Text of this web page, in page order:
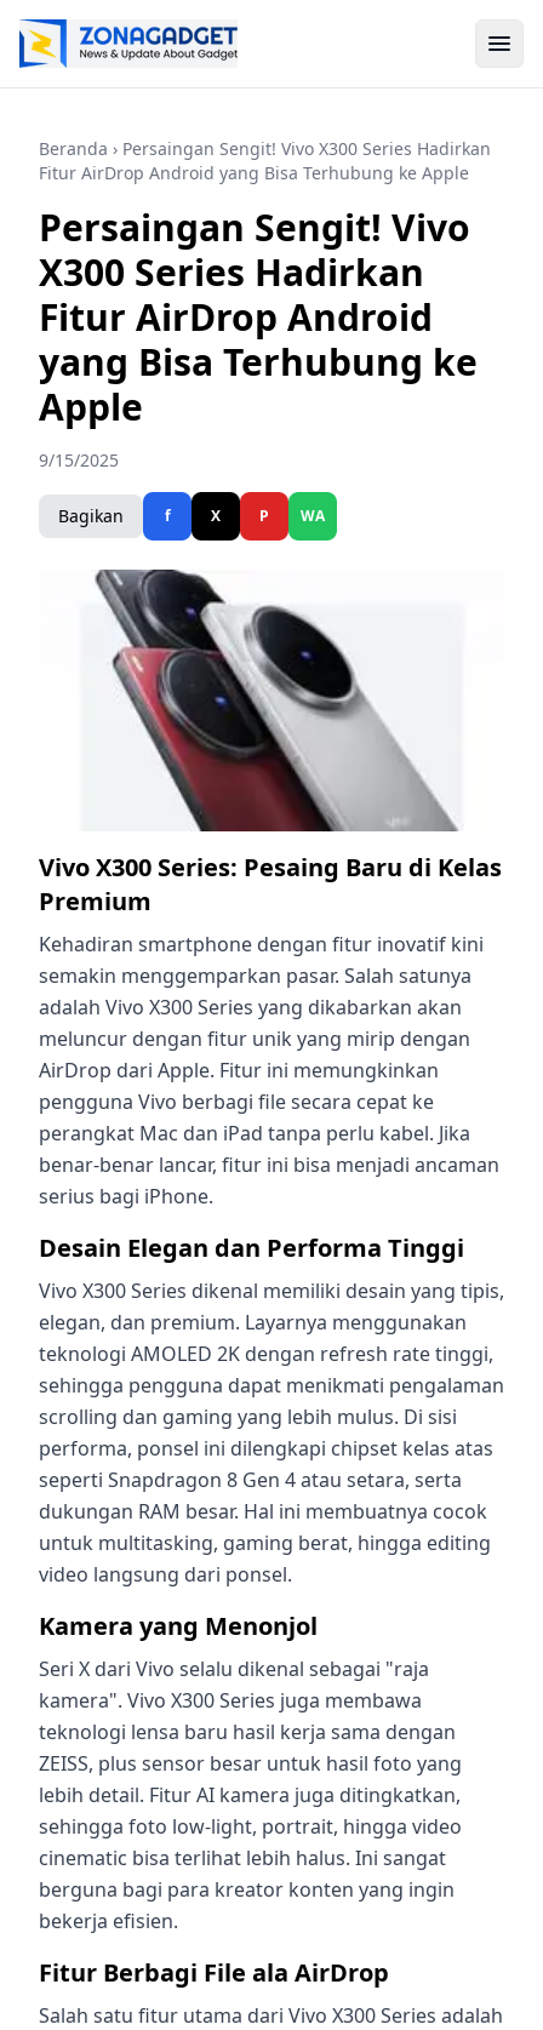
Beranda › Persaingan Sengit! Vivo X300 Series Hadirkan
Fitur AirDrop Android yang Bisa Terhubung ke Apple
Persaingan Sengit! Vivo
X300 Series Hadirkan
Fitur AirDrop Android
yang Bisa Terhubung ke
Apple
9/15/2025
Bagikan f X P WA
Vivo X300 Series: Pesaing Baru di Kelas
Premium
Kehadiran smartphone dengan fitur inovatif kini
semakin menggemparkan pasar. Salah satunya
adalah Vivo X300 Series yang dikabarkan akan
meluncur dengan fitur unik yang mirip dengan
AirDrop dari Apple. Fitur ini memungkinkan
pengguna Vivo berbagi file secara cepat ke
perangkat Mac dan iPad tanpa perlu kabel. Jika
benar-benar lancar, fitur ini bisa menjadi ancaman
serius bagi iPhone.
Desain Elegan dan Performa Tinggi
Vivo X300 Series dikenal memiliki desain yang tipis,
elegan, dan premium. Layarnya menggunakan
teknologi AMOLED 2K dengan refresh rate tinggi,
sehingga pengguna dapat menikmati pengalaman
scrolling dan gaming yang lebih mulus. Di sisi
performa, ponsel ini dilengkapi chipset kelas atas
seperti Snapdragon 8 Gen 4 atau setara, serta
dukungan RAM besar. Hal ini membuatnya cocok
untuk multitasking, gaming berat, hingga editing
video langsung dari ponsel.
Kamera yang Menonjol
Seri X dari Vivo selalu dikenal sebagai "raja
kamera". Vivo X300 Series juga membawa
teknologi lensa baru hasil kerja sama dengan
ZEISS, plus sensor besar untuk hasil foto yang
lebih detail. Fitur AI kamera juga ditingkatkan,
sehingga foto low-light, portrait, hingga video
cinematic bisa terlihat lebih halus. Ini sangat
berguna bagi para kreator konten yang ingin
bekerja efisien.
Fitur Berbagi File ala AirDrop
Salah satu fitur utama dari Vivo X300 Series adalah